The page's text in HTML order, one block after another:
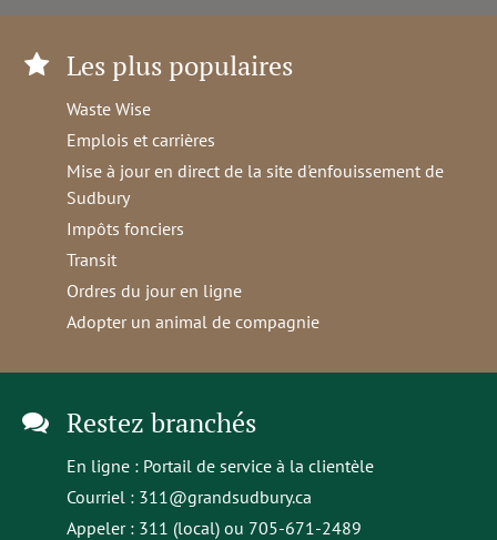
Les plus populaires
Waste Wise
Emplois et carrières
Mise à jour en direct de la site d'enfouissement de
Sudbury
Impôts fonciers
Transit
Ordres du jour en ligne
Adopter un animal de compagnie
Restez branchés
En ligne : Portail de service à la clientèle
Courriel : 311@grandsudbury.ca
Appeler : 311 (local) ou 705-671-2489